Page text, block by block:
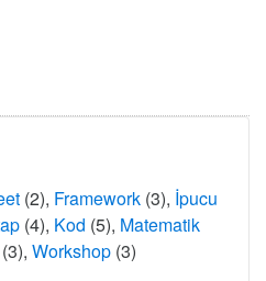
(2), Framework (3), İpucu
(4), Kod (5), Matematik
(3), Workshop (3)